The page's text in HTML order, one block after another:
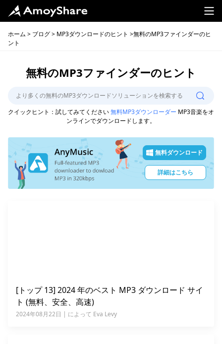
ホーム > ブログ> MP3ダウンロードのヒント >無料のMP3ファインダーのヒ
ント
無料のMP3ファインダーのヒント
クイックヒント：試してみてください無料MP3ダウンローダー MP3音楽をオ
ンラインでダウンロードします。
無料ダウンロード
詳細はこちら
[トップ 13] 2024 年のベスト MP3 ダウンロード サイ
ト (無料、安全、高速)
2024年08月22日 | によって Eva Levy